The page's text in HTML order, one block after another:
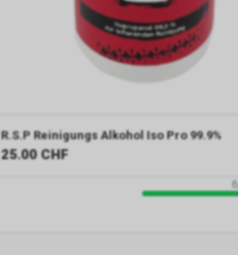
R.S.P Reinigungs Alkohol Iso Pro 99.9%
25.00 CHF
6